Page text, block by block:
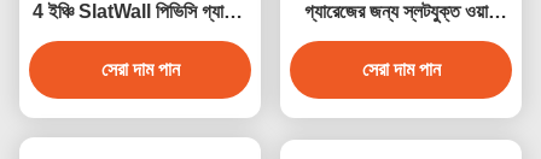
4 ইঞ্চি SlatWall পিভিসি গ্যারেজ
প্যানেল
সেরা দাম পান
গ্যারেজের জন্য স্লটযুক্ত ওয়াল
প্যানেল, জলরোধী
সেরা দাম পান